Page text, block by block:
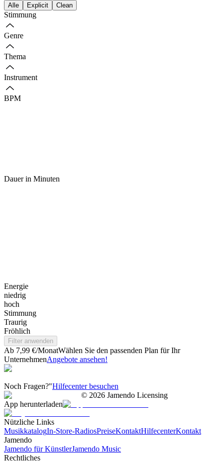
Alle Explicit Clean
Stimmung
Genre
Thema
Instrument
BPM
Dauer in Minuten
Energie
niedrig
hoch
Stimmung
Traurig
Fröhlich
Filter anwenden
Ab 7,99 €/MonatWählen Sie den passenden Plan für Ihr
UnternehmenAngebote ansehen!
Noch Fragen?"Hilfecenter besuchen
© 2026 Jamendo Licensing
App herunterladen
Nützliche Links
MusikkatalogIn-Store-RadiosPreiseKontaktHilfecenterKontakt
Jamendo
Jamendo für KünstlerJamendo Music
Rechtliches